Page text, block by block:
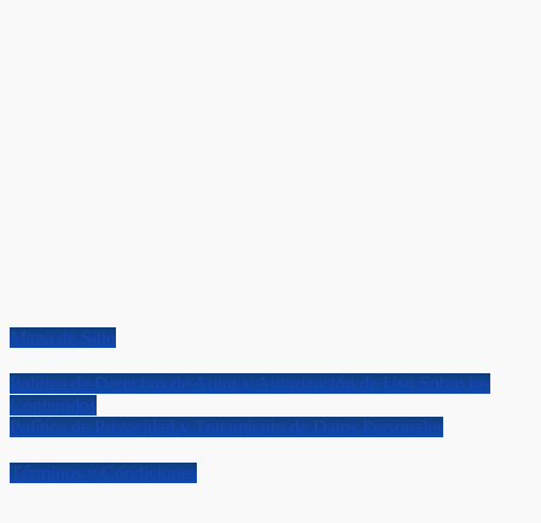
Mapa de Sitio
Política de Derechos de Autor y Autorización de Uso Sobre los
Contenidos
Política de Privacidad y Tratamiento de Datos Personales
Términos y Condiciones